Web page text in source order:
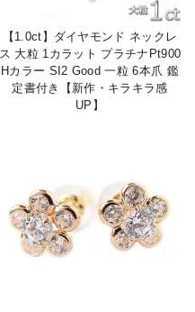
【1.0ct】ダイヤモンド ネックレ
ス 大粒 1カラット プラチナPt900
Hカラー SI2 Good 一粒 6本爪 鑑
定書付き【新作・キラキラ感
UP】